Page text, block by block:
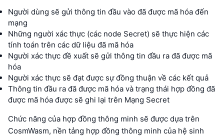
Người dùng sẽ gửi thông tin đầu vào đã được mã hóa đến
mạng
Những người xác thực (các node Secret) sẽ thực hiện các
tính toán trên các dữ liệu đã mã hóa
Người xác thực đề xuất sẽ gửi thông tin đầu ra đã được mã
hóa
Người xác thực sẽ đạt được sự đồng thuận về các kết quả
Thông tin đầu ra đã được mã hóa và trạng thái hợp đồng đã
được mã hóa được sẽ ghi lại trên Mạng Secret
Chức năng của hợp đồng thông minh sẽ được dựa trên
CosmWasm, nền tảng hợp đồng thông minh của hệ sinh